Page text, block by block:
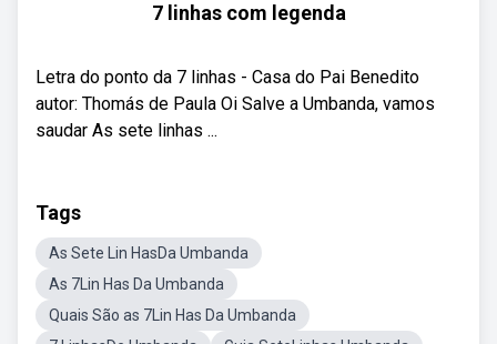
7 linhas com legenda
Letra do ponto da 7 linhas - Casa do Pai Benedito
autor: Thomás de Paula Oi Salve a Umbanda, vamos
saudar As sete linhas ...
Tags
As Sete Lin HasDa Umbanda
As 7Lin Has Da Umbanda
Quais São as 7Lin Has Da Umbanda